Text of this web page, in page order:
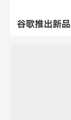
谷歌推出新